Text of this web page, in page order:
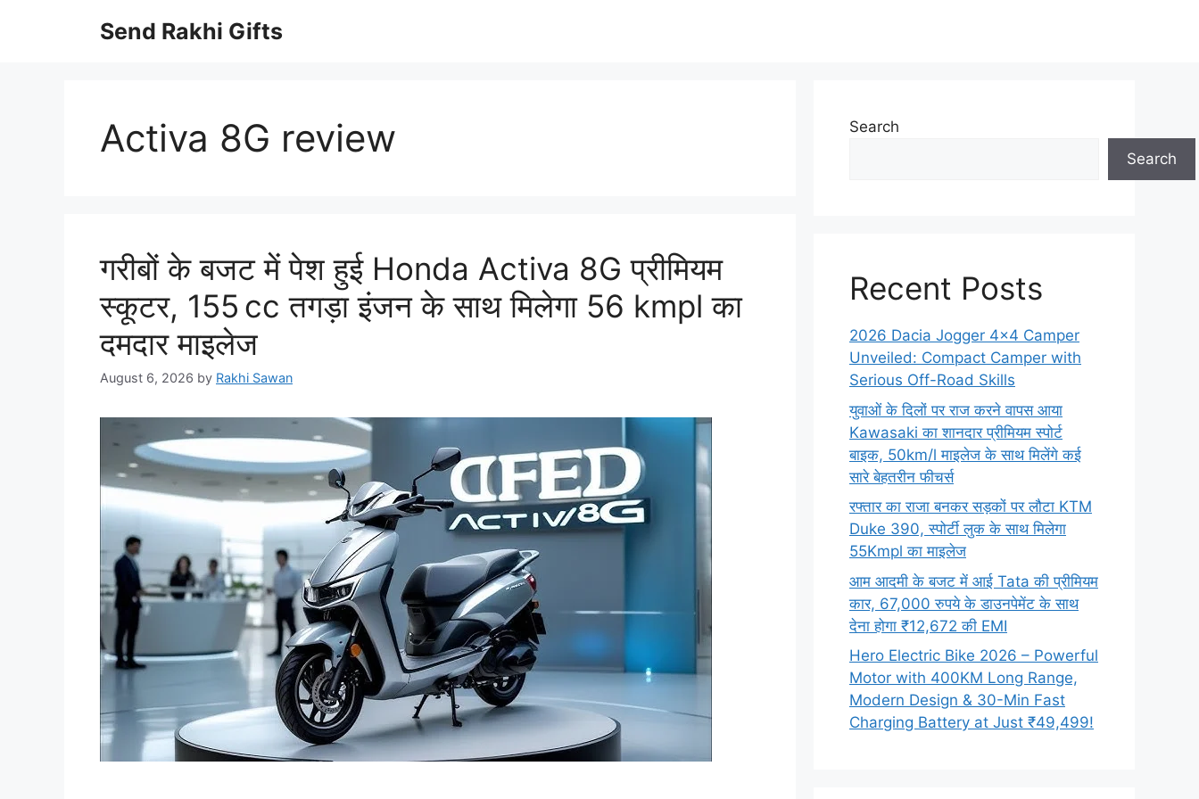
Send Rakhi Gifts
Activa 8G review
गरीबों के बजट में पेश हुई Honda Activa 8G प्रीमियम
स्कूटर, 155 cc तगड़ा इंजन के साथ मिलेगा 56 kmpl का
दमदार माइलेज
August 6, 2026 by Rakhi Sawan
Search
Search
Recent Posts
2026 Dacia Jogger 4×4 Camper
Unveiled: Compact Camper with
Serious Off-Road Skills
युवाओं के दिलों पर राज करने वापस आया
Kawasaki का शानदार प्रीमियम स्पोर्ट
बाइक, 50km/l माइलेज के साथ मिलेंगे कई
सारे बेहतरीन फीचर्स
रफ्तार का राजा बनकर सड़कों पर लौटा KTM
Duke 390, स्पोर्टी लुक के साथ मिलेगा
55Kmpl का माइलेज
आम आदमी के बजट में आई Tata की प्रीमियम
कार, 67,000 रुपये के डाउनपेमेंट के साथ
देना होगा ₹12,672 की EMI
Hero Electric Bike 2026 – Powerful
Motor with 400KM Long Range,
Modern Design & 30-Min Fast
Charging Battery at Just ₹49,499!